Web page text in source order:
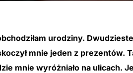
urodziny.
mnie jeden z prezentów.
mnie wyróżniało na ulicach.